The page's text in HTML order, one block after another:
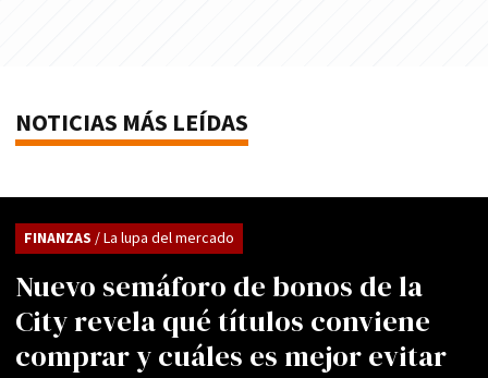
NOTICIAS MÁS LEÍDAS
Nuevo semáforo de bonos de la
City revela qué títulos conviene
comprar y cuáles es mejor evitar
FINANZAS / La lupa del mercado